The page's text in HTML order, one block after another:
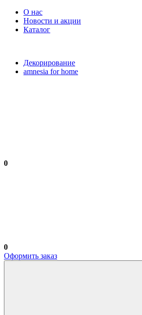
О нас
Новости и акции
Каталог
Декорирование
amnesia for home
0
0
Оформить заказ